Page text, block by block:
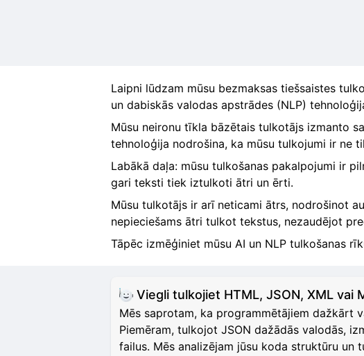
Laipni lūdzam mūsu bezmaksas tiešsaistes
un dabiskās valodas apstrādes (NLP)
Mūsu neironu tīkla bāzētais tulkotājs izmanto
tehnoloģija nodrošina, ka mūsu tulkojumi ir ne
Labākā daļa: mūsu tulkošanas pakalpojumi ir
gari teksti tiek iztulkoti ātri un ērti.
Mūsu tulkotājs ir arī neticami ātrs, nodrošinot
nepieciešams ātri tulkot tekstus, nezaudējot
Tāpēc izmēģiniet mūsu AI un NLP tulkošanas
Viegli tulkojiet HTML, JSON, XML vai
Mēs saprotam, ka programmētājiem dažkārt
Piemēram, tulkojot JSON dažādās valodās,
failus. Mēs analizējam jūsu koda struktūru un